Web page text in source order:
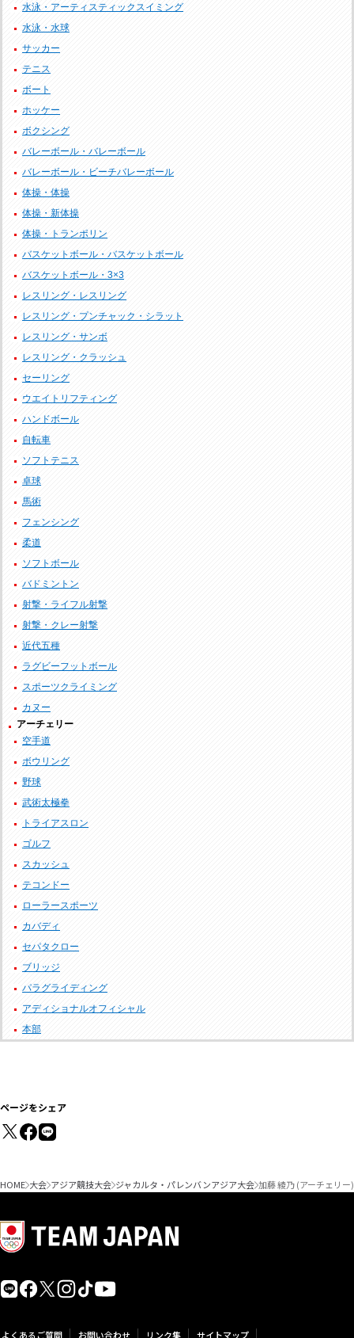
水泳・アーティスティックスイミング
水泳・水球
サッカー
テニス
ボート
ホッケー
ボクシング
バレーボール・バレーボール
バレーボール・ビーチバレーボール
体操・体操
体操・新体操
体操・トランポリン
バスケットボール・バスケットボール
バスケットボール・3×3
レスリング・レスリング
レスリング・プンチャック・シラット
レスリング・サンボ
レスリング・クラッシュ
セーリング
ウエイトリフティング
ハンドボール
自転車
ソフトテニス
卓球
馬術
フェンシング
柔道
ソフトボール
バドミントン
射撃・ライフル射撃
射撃・クレー射撃
近代五種
ラグビーフットボール
スポーツクライミング
カヌー
アーチェリー
空手道
ボウリング
野球
武術太極拳
トライアスロン
ゴルフ
スカッシュ
テコンドー
ローラースポーツ
カバディ
セパタクロー
ブリッジ
パラグライディング
アディショナルオフィシャル
本部
ページをシェア
HOME 大会 アジア競技大会 ジャカルタ・パレンバンアジア大会 加藤 綾乃 (アーチェリ
よくあるご質問 お問い合わせ リンク集 サイトマップ